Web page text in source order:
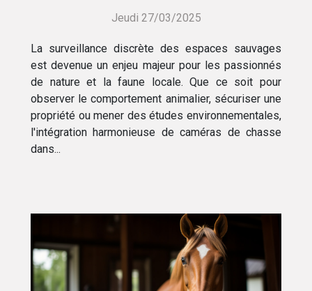
environnement naturel
Jeudi 27/03/2025
La surveillance discrète des espaces sauvages
est devenue un enjeu majeur pour les passionnés
de nature et la faune locale. Que ce soit pour
observer le comportement animalier, sécuriser une
propriété ou mener des études environnementales,
l'intégration harmonieuse de caméras de chasse
dans...